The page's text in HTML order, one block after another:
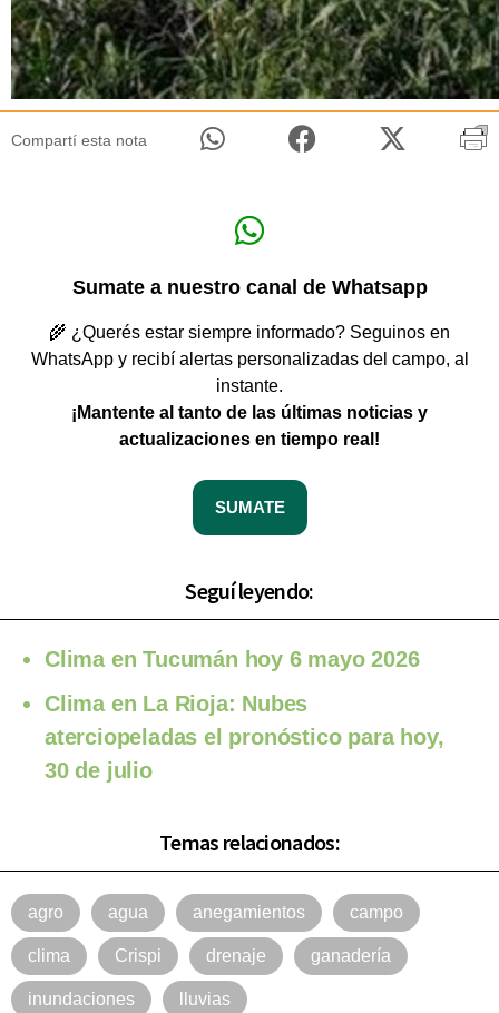
Compartí esta nota
Sumate a nuestro canal de Whatsapp
🌾 ¿Querés estar siempre informado? Seguinos en
WhatsApp y recibí alertas personalizadas del campo, al
instante.
¡Mantente al tanto de las últimas noticias y
actualizaciones en tiempo real!
SUMATE
Seguí leyendo:
Clima en Tucumán hoy 6 mayo 2026
Clima en La Rioja: Nubes
aterciopeladas el pronóstico para hoy,
30 de julio
Temas relacionados:
agro agua anegamientos campo
clima Crispi drenaje ganadería
inundaciones lluvias